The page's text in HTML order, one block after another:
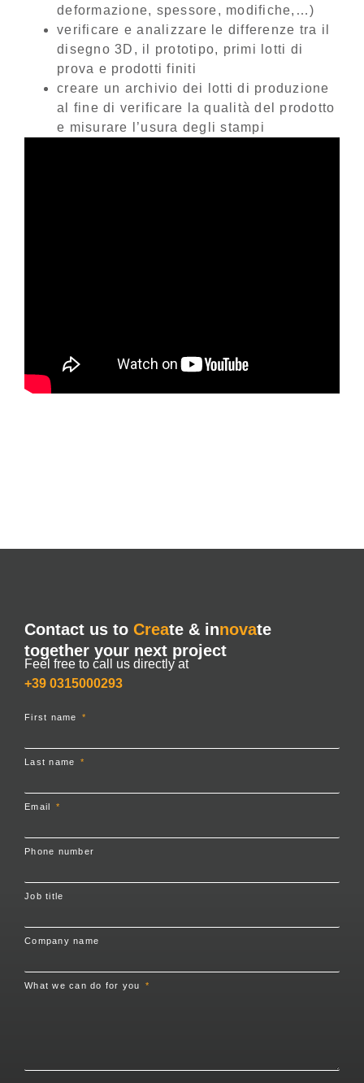
deformazione, spessore, modifiche,…)
verificare e analizzare le differenze tra il
disegno 3D, il prototipo, primi lotti di
prova e prodotti finiti
creare un archivio dei lotti di produzione
al fine di verificare la qualità del prodotto
e misurare l’usura degli stampi
Contact us to Create & innovate
together your next project
Feel free to call us directly at
+39 0315000293
First name
Last name
Email
Phone number
Job title
Company name
What we can do for you